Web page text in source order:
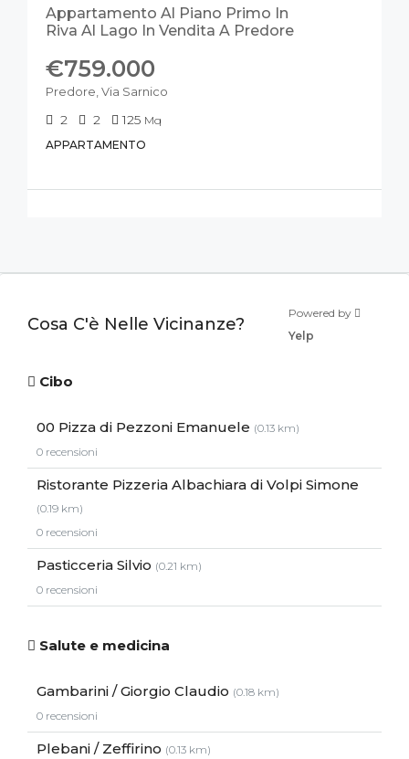
Appartamento Al Piano Primo In
Riva Al Lago In Vendita A Predore
€759.000
Predore, Via Sarnico
2 2 125 Mq
APPARTAMENTO
Cosa C'è Nelle Vicinanze?
Powered by
Yelp
Cibo
00 Pizza di Pezzoni Emanuele (0.13 km)
0 recensioni
Ristorante Pizzeria Albachiara di Volpi Simone
(0.19 km)
0 recensioni
Pasticceria Silvio (0.21 km)
0 recensioni
Salute e medicina
Gambarini / Giorgio Claudio (0.18 km)
0 recensioni
Plebani / Zeffirino (0.13 km)